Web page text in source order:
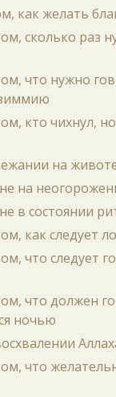
как желать
сколько раз
что нужно
кто чихнул,
на
на
в состоянии
как следует
что следует
что должен
ночью
что